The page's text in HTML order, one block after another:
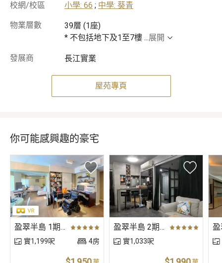
校網/校區 小學: 66 ; 中學: 葵青
物業層數
39層 (1座)
* 不包括地下及1至7樓 ...展開
發展商 長江實業
屋苑專頁
你可能感興趣的豪宅
盈翠半島 1期 03座 中層
實1,199呎 4房
盈翠半島 2期 09座 中層
實1,033呎